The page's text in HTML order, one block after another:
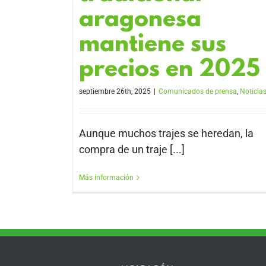
aragonesa
mantiene sus
precios en 2025
septiembre 26th, 2025 | Comunicados de prensa Noticias
Aunque muchos trajes se heredan, la
compra de un traje [...]
Más información